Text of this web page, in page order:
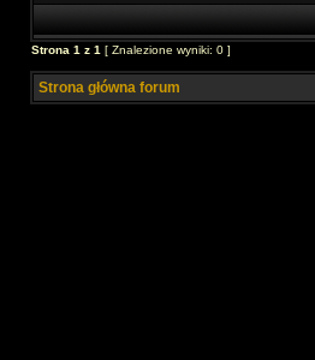
Strona 1 z 1 [ Znalezione wyniki: 0 ]
Strona główna forum